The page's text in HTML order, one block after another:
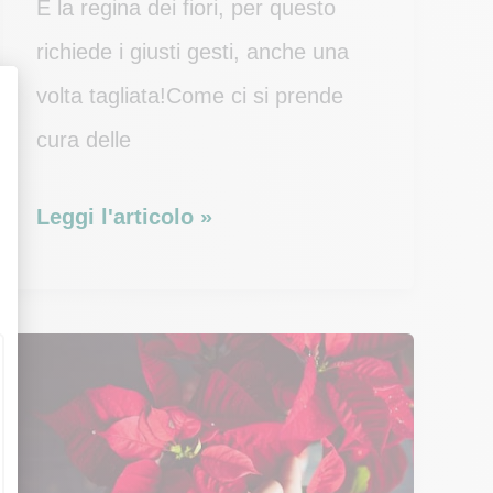
È la regina dei fiori, per questo
richiede i giusti gesti, anche una
volta tagliata!Come ci si prende
cura delle
Come
mantenere
Leggi l'articolo »